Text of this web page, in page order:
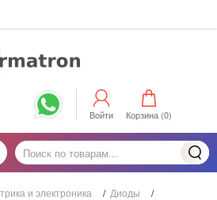
Войти Корзина (0)
и электроника / Диоды /